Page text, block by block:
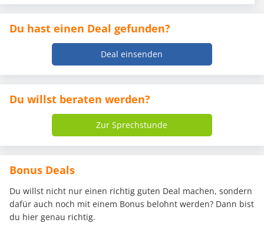
Du hast einen Deal gefunden?
Deal einsenden
Du willst beraten werden?
Zur Sprechstunde
Bonus Deals
Du willst nicht nur einen richtig guten Deal machen, sondern
dafür auch noch mit einem Bonus belohnt werden? Dann bist
du hier genau richtig.